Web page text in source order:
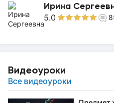
Ирина
5.0
Видеоуроки
Все видеоуроки